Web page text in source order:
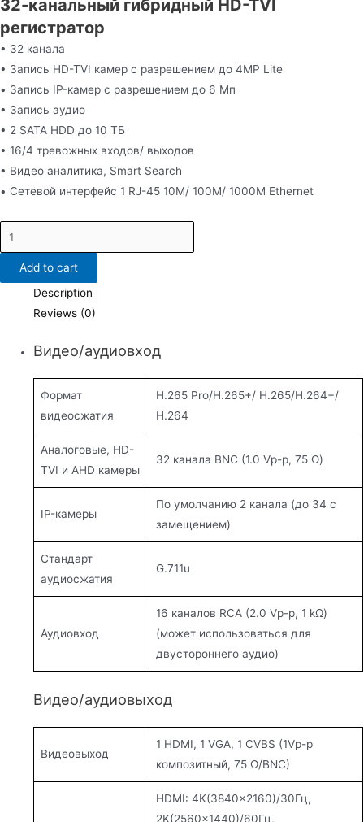
32-канальный гибридный HD-TVI
регистратор
• 32 канала
• Запись HD-TVI камер c разрешением до 4MP Lite
• Запись IP-камер с разрешением до 6 Мп
• Запись аудио
• 2 SATA HDD до 10 ТБ
• 16/4 тревожных входов/ выходов
• Видео аналитика, Smart Search
• Сетевой интерфейс 1 RJ-45 10M/ 100M/ 1000М Ethernet
DS-
H332/2Q
quantityAdd to cart
Description
Reviews (0)
Видео/аудиовход
Формат
видеосжатия
H.265 Pro/H.265+/ H.265/H.264+/
H.264
Аналоговые, HD-
TVI и AHD камеры
32 канала BNC (1.0 Vp-p, 75 Ω)
IP-камеры
По умолчанию 2 канала (до 34 с
замещением)
Стандарт
аудиосжатия
G.711u
Аудиовход
16 каналов RCA (2.0 Vp-p, 1 kΩ)
(может использоваться для
двустороннего аудио)
Видео/аудиовыход
Видеовыход
1 HDMI, 1 VGA, 1 CVBS (1Vp-p
композитный, 75 Ω/BNC)
HDMI: 4K(3840×2160)/30Гц,
2K(2560×1440)/60Гц,